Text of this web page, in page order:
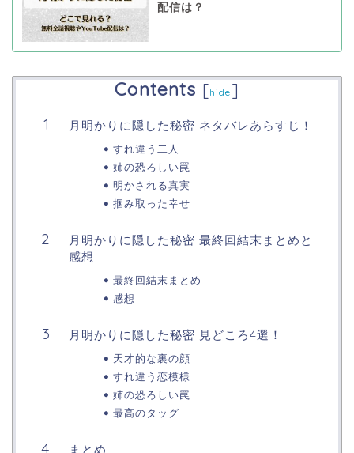
配信は？
Contents [hide ]
月明かりに隠した秘密 ネタバレあらすじ！
すれ違う二人
姉の恐ろしい罠
明かされる真実
掴み取った幸せ
月明かりに隠した秘密 最終回結末まとめと
感想
最終回結末まとめ
感想
月明かりに隠した秘密 見どころ4選！
天才的な裏の顔
すれ違う恋模様
姉の恐ろしい罠
最高のタッグ
まとめ